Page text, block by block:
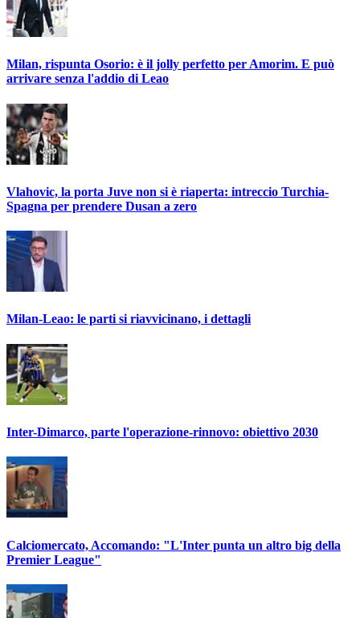
Milan, rispunta Osorio: è il jolly perfetto per Amorim. E può
arrivare senza l'addio di Leao
Vlahovic, la porta Juve non si è riaperta: intreccio Turchia-
Spagna per prendere Dusan a zero
Milan-Leao: le parti si riavvicinano, i dettagli
Inter-Dimarco, parte l'operazione-rinnovo: obiettivo 2030
Calciomercato, Accomando: "L'Inter punta un altro big della
Premier League"